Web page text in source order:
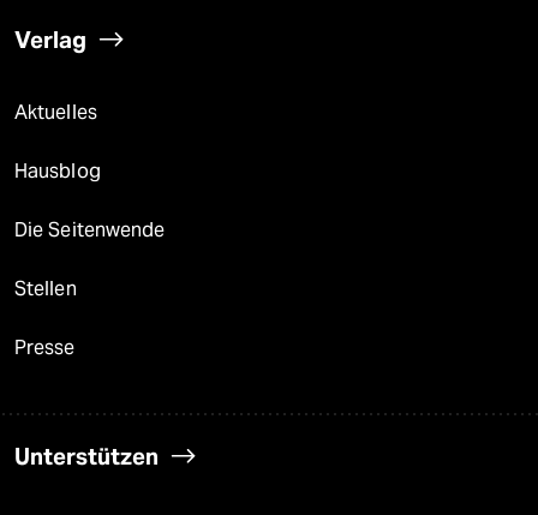
Verlag
Aktuelles
Hausblog
Die Seitenwende
Stellen
Presse
Unterstützen